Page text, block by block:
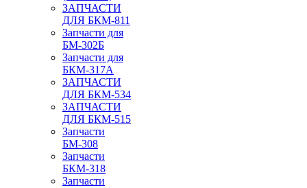
ЗАПЧАСТИ
ДЛЯ БКМ-811
Запчасти для
БМ-302Б
Запчасти для
БКМ-317А
ЗАПЧАСТИ
ДЛЯ БКМ-534
ЗАПЧАСТИ
ДЛЯ БКМ-515
Запчасти
БМ-308
Запчасти
БКМ-318
Запчасти